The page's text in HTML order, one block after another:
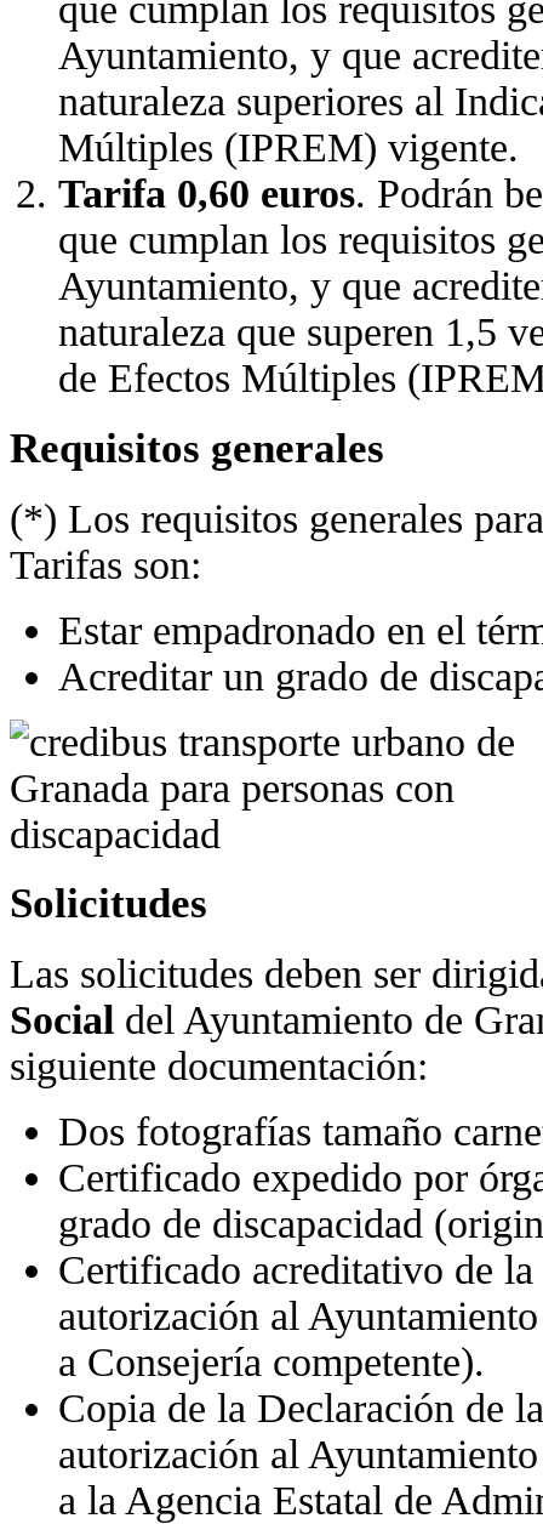
que cumplan los requisitos
Ayuntamiento, y que
naturaleza superiores al
Múltiples (IPREM) vigente.
Tarifa 0,60 euros. Podrán
que cumplan los requisitos
Ayuntamiento, y que
naturaleza que superen 1,5
de Efectos Múltiples
Requisitos generales
(*) Los requisitos generales
Tarifas son:
Estar empadronado en el
Acreditar un grado de
Solicitudes
Las solicitudes deben ser
Social del Ayuntamiento de
siguiente documentación:
Dos fotografías tamaño
Certificado expedido por
grado de discapacidad
Certificado acreditativo de
autorización al
a Consejería competente).
Copia de la Declaración de
autorización al
a la Agencia Estatal de